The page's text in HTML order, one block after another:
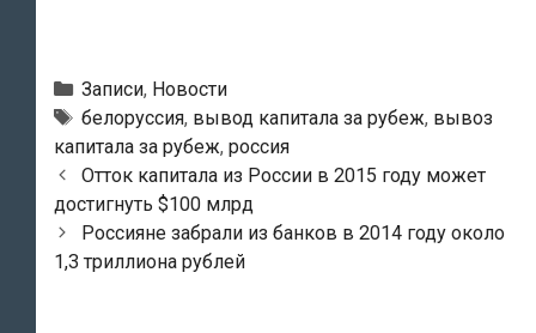
Рубрики
Записи, Новости
Метки
белоруссия, вывод капитала за рубеж, вывоз
капитала за рубеж, россия
Навигация
по
записям
Отток капитала из России в 2015 году может
достигнуть $100 млрд
Россияне забрали из банков в 2014 году около
1,3 триллиона рублей